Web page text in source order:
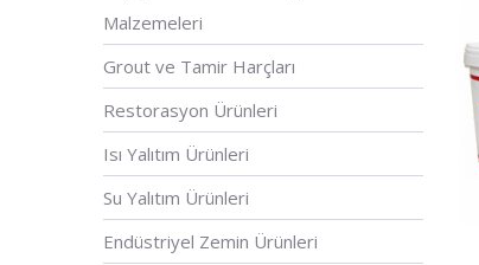
Malzemeleri
Grout ve Tamir Harçları
Restorasyon Ürünleri
Isı Yalıtım Ürünleri
Su Yalıtım Ürünleri
Endüstriyel Zemin Ürünleri